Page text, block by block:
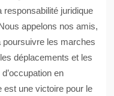
responsabilité juridique
appelons nos amis,
poursuivre les marches
déplacements et les
en
est une victoire pour le